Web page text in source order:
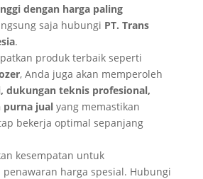
dengan harga paling
saja hubungi PT. Trans
.
produk terbaik seperti
, Anda juga akan memperoleh
dukungan teknis profesional,
purna jualyang memastikan
bekerja optimal sepanjang
kesempatan untuk
penawaran harga spesial. Hubungi